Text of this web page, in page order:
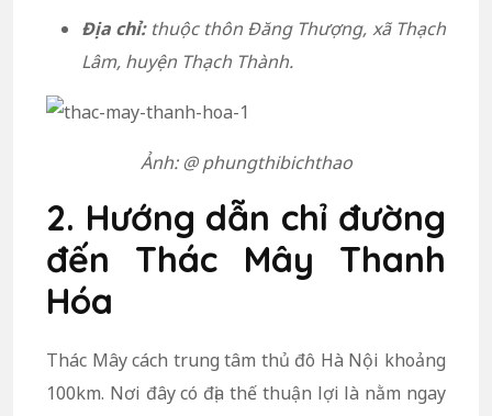
Địa chỉ: thuộc thôn Đăng Thượng, xã Thạch
Lâm, huyện Thạch Thành.
Ảnh: @ phungthibichthao
2. Hướng dẫn chỉ đường
đến Thác Mây Thanh
Hóa
Thác Mây cách trung tâm thủ đô Hà Nội khoảng
100km. Nơi đây có địa thế thuận lợi là nằm ngay